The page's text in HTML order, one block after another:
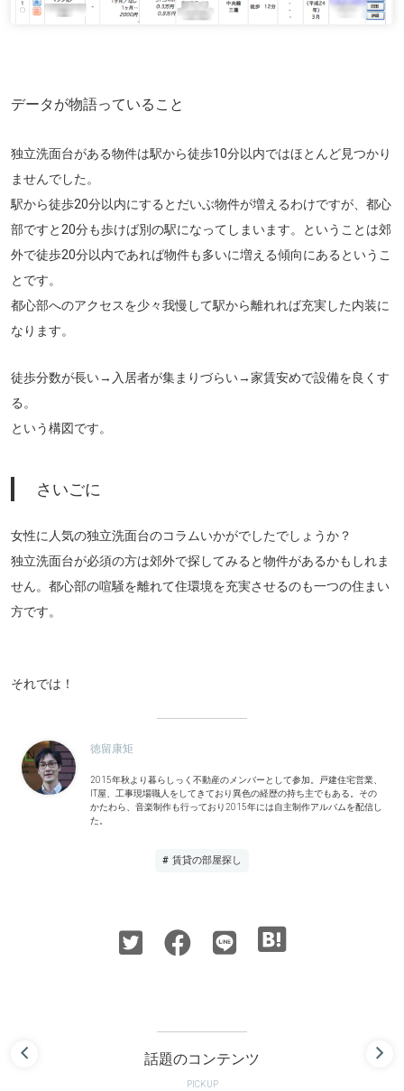
データが物語っていること
独立洗面台がある物件は駅から徒歩10分以内ではほとんど見つかり
ませんでした。
駅から徒歩20分以内にするとだいぶ物件が増えるわけですが、都心
部ですと20分も歩けば別の駅になってしまいます。ということは郊
外で徒歩20分以内であれば物件も多いに増える傾向にあるというこ
とです。
都心部へのアクセスを少々我慢して駅から離れれば充実した内装に
なります。
徒歩分数が長い→入居者が集まりづらい→家賃安めで設備を良くす
る。
という構図です。
さいごに
女性に人気の独立洗面台のコラムいかがでしたでしょうか？
独立洗面台が必須の方は郊外で探してみると物件があるかもしれま
せん。都心部の喧騒を離れて住環境を充実させるのも一つの住まい
方です。
それでは！
徳留康矩
2015年秋より暮らしっく不動産のメンバーとして参加。戸建住宅営業、
IT屋、工事現場職人をしてきており異色の経歴の持ち主でもある。その
かたわら、音楽制作も行っており2015年には自主制作アルバムを配信し
た。
# 賃貸の部屋探し
話題のコンテンツ
PICKUP